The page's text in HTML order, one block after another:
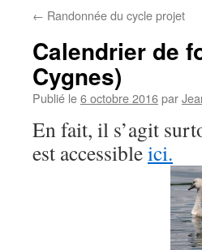
← Randonnée du cycle projet
Calendrier de
Cygnes)
Publié le6 octobre 2016par
En fait, il s’agit
est accessibleici.